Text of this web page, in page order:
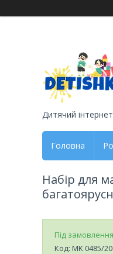
Дитячий
Головна
Набір для
Під замовлення
Код: MK 0485/